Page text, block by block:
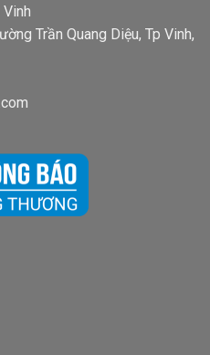
Trần Quang Diệu, Tp Vinh,